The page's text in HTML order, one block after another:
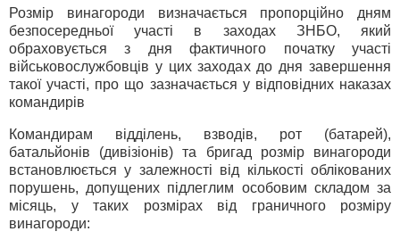
Розмір винагороди визначається пропорційно дням
безпосередньої участі в заходах ЗНБО, який
обраховується з дня фактичного початку участі
військовослужбовців у цих заходах до дня завершення
такої участі, про що зазначається у відповідних наказах
командирів
Командирам відділень, взводів, рот (батарей),
батальйонів (дивізіонів) та бригад розмір винагороди
встановлюється у залежності від кількості облікованих
порушень, допущених підлеглим особовим складом за
місяць, у таких розмірах від граничного розміру
винагороди: